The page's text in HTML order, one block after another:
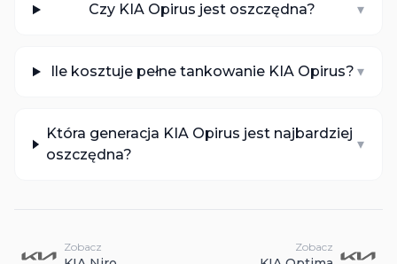
Czy KIA Opirus jest oszczędna? ▾
Ile kosztuje pełne tankowanie KIA Opirus? ▾
Która generacja KIA Opirus jest najbardziej
oszczędna?
▾
Zobacz Zobacz